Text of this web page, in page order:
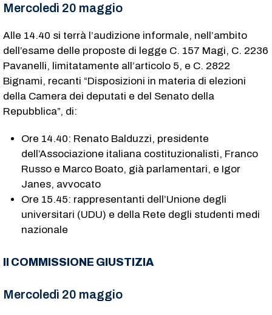
Mercoledì 20 maggio
Alle 14.40 si terrà l’audizione informale, nell’ambito
dell’esame delle proposte di legge C. 157​ Magi, C. 2236​
Pavanelli, limitatamente all’articolo 5, e C. 2822​
Bignami, recanti “Disposizioni in materia di elezioni
della Camera dei deputati e del Senato della
Repubblica”, di:
Ore 14.40: Renato Balduzzi, presidente
dell’Associazione italiana costituzionalisti, Franco
Russo e Marco Boato, già parlamentari, e Igor
Janes, avvocato
Ore 15.45: rappresentanti dell’Unione degli
universitari (UDU) e della Rete degli studenti medi
nazionale
II COMMISSIONE GIUSTIZIA
Mercoledì 20 maggio